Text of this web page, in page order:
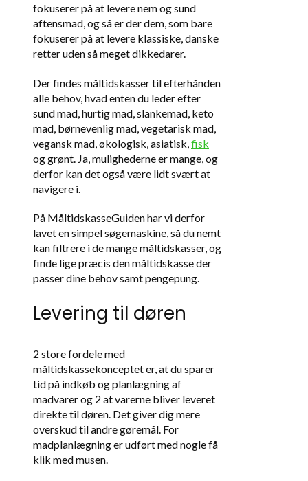
fokuserer på at levere nem og sund
aftensmad, og så er der dem, som bare
fokuserer på at levere klassiske, danske
retter uden så meget dikkedarer.
Der findes måltidskasser til efterhånden
alle behov, hvad enten du leder efter
sund mad, hurtig mad, slankemad, keto
mad, børnevenlig mad, vegetarisk mad,
vegansk mad, økologisk, asiatisk, fisk
og grønt. Ja, mulighederne er mange, og
derfor kan det også være lidt svært at
navigere i.
På MåltidskasseGuiden har vi derfor
lavet en simpel søgemaskine, så du nemt
kan filtrere i de mange måltidskasser, og
finde lige præcis den måltidskasse der
passer dine behov samt pengepung.
Levering til døren
2 store fordele med
måltidskassekonceptet er, at du sparer
tid på indkøb og planlægning af
madvarer og 2 at varerne bliver leveret
direkte til døren. Det giver dig mere
overskud til andre gøremål. For
madplanlægning er udført med nogle få
klik med musen.